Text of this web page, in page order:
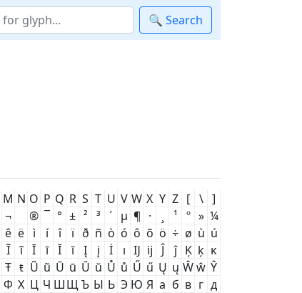
🔍 Search
M N O P Q R S T U V W X Y Z [ \ ]
¬ ® ¯ ° ± ² ³ ´ µ ¶ · ¹ º » ¼
ê ë ì í î ï ð ñ ò ó ô õ ö ÷ ø ù ú
Ĩ ĩ Ī ī Ĭ ĭ Į į İ ı Ĳ ĳ Ĵ ĵ Ķ ķ ĸ
Ŧ ŧ Ũ ũ Ū ū Ŭ ŭ Ů ů Ű ű Ų ų Ŵŵ Ŷ
Ф Х Ц Ч ШЩЪ Ы Ь Э Ю Я а б в г д